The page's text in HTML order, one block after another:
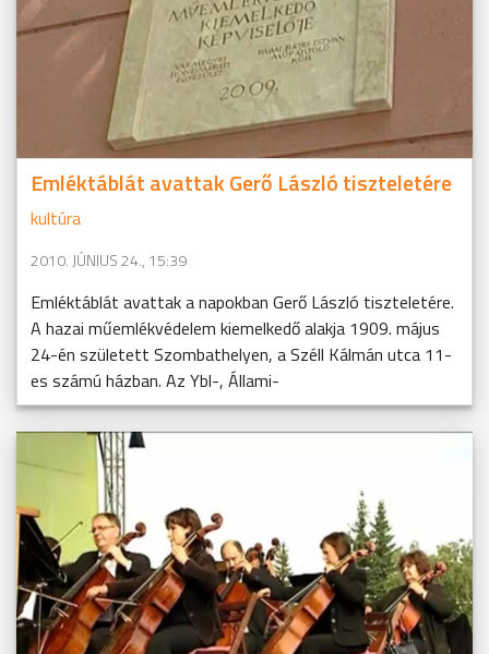
Emléktáblát avattak Gerő László tiszteletére
kultúra
2010. JÚNIUS 24., 15:39
Emléktáblát avattak a napokban Gerő László tiszteletére.
A hazai műemlékvédelem kiemelkedő alakja 1909. május
24-én született Szombathelyen, a Széll Kálmán utca 11-
es számú házban. Az Ybl-, Állami-